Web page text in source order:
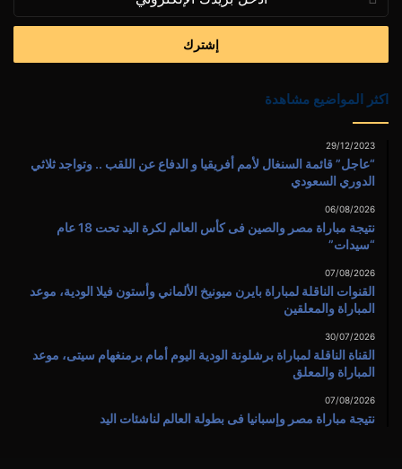
بريدك
الإلكتروني
اكثر المواضيع مشاهدة
29/12/2023
“عاجل” قائمة السنغال لأمم أفريقيا و الدفاع عن اللقب .. وتواجد ثلاثي
الدوري السعودي
06/08/2026
نتيجة مباراة مصر والصين فى كأس العالم لكرة اليد تحت 18 عام
“سيدات”
07/08/2026
القنوات الناقلة لمباراة بايرن ميونيخ الألماني وأستون فيلا الودية، موعد
المباراة والمعلقين
30/07/2026
القناة الناقلة لمباراة برشلونة الودية اليوم أمام برمنغهام سيتى، موعد
المباراة والمعلق
07/08/2026
نتيجة مباراة مصر وإسبانيا فى بطولة العالم لناشئات اليد